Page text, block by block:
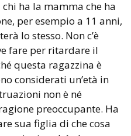
ha la mamma che ha
per esempio a 11 anni,
lo stesso. Non c’è
fare per ritardare il
questa ragazzina è
considerati un’età in
non è né
preoccupante. Ha
sua figlia di che cosa